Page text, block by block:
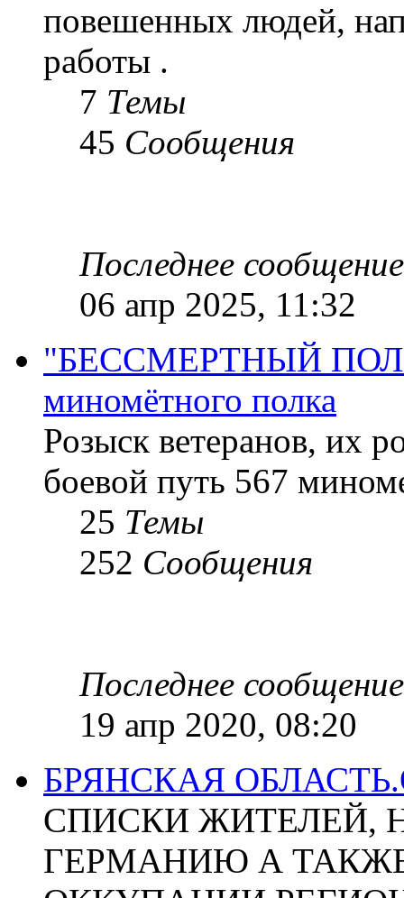
повешенных людей,
работы .
7 Темы
45 Сообщения
Последнее сообщение
06 апр 2025, 11:32
"БЕССМЕРТНЫЙ ПОЛК
миномётного полка
Розыск ветеранов, их
боевой путь 567
25 Темы
252 Сообщения
Последнее сообщение
19 апр 2020, 08:20
БРЯНСКАЯ
СПИСКИ ЖИТЕЛЕЙ,
ГЕРМАНИЮ А